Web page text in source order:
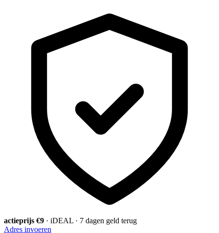
actieprijs €9 · iDEAL · 7 dagen geld terug
Adres invoeren